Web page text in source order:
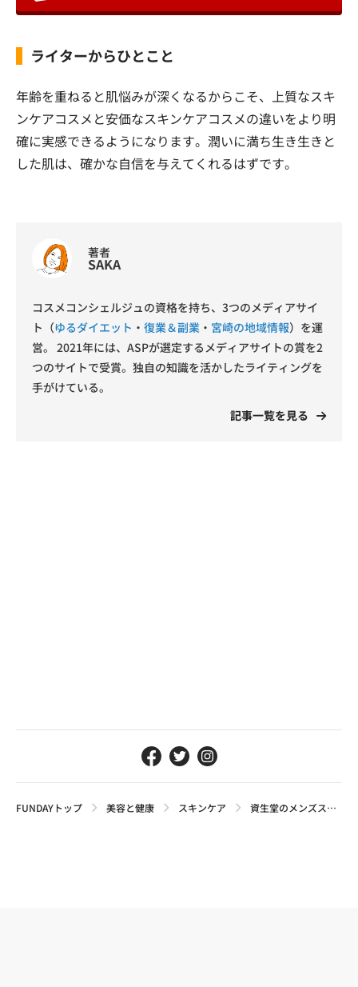
ライターからひとこと
年齢を重ねると肌悩みが深くなるからこそ、上質なスキ
ンケアコスメと安価なスキンケアコスメの違いをより明
確に実感できるようになります。潤いに満ち生き生きと
した肌は、確かな自信を与えてくれるはずです。
著者
SAKA
コスメコンシェルジュの資格を持ち、3つのメディアサイ
ト（ゆるダイエット ・ 復業＆副業 ・ 宮崎の地域情報）を運
営。 2021年には、ASPが選定するメディアサイトの賞を2
つのサイトで受賞。独自の知識を活かしたライティングを
手がけている。
記事一覧を見る
FUNDAYトップ 美容と健康 スキンケア 資生堂のメンズスキンケアコスメ『SHISEIDO MEN』男の自信を高めるアイテム5選